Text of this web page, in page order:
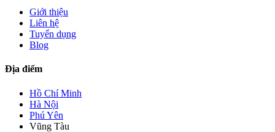
Giới thiệu
Liên hệ
Tuyển dụng
Blog
Địa điểm
Hồ Chí Minh
Hà Nội
Phú Yên
Vũng Tàu